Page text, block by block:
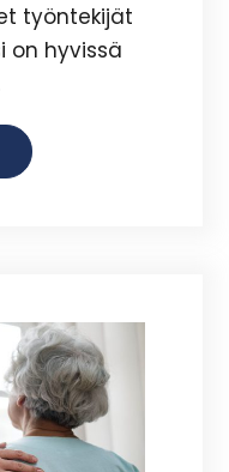
työntekijät
on hyvissä